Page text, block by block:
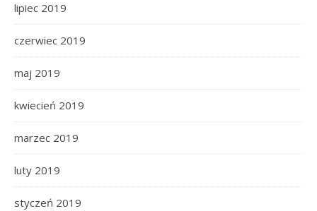
lipiec 2019
czerwiec 2019
maj 2019
kwiecień 2019
marzec 2019
luty 2019
styczeń 2019